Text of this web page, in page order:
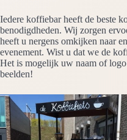
Iedere koffiebar heeft de beste
benodigdheden. Wij zorgen
heeft u nergens omkijken naar
evenement. Wist u dat we de
Het is mogelijk uw naam of
beelden!